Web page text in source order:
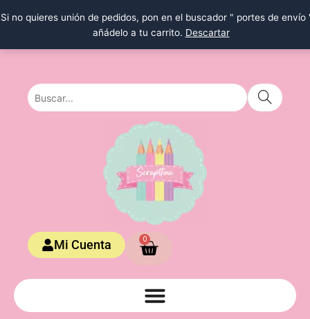
Si no quieres unión de pedidos, pon en el buscador " portes de envío
añádelo a tu carrito. Descartar
al
Mi Cuenta 0
Carrito